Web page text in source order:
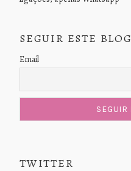
SEGUIR ESTE BLOG
Email
TWITTER